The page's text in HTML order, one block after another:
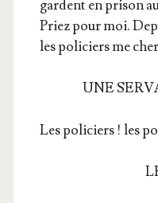
gardent en pri­son
Priez pour moi.
les poli­ciers me
UNE
Les poli­ciers ! les